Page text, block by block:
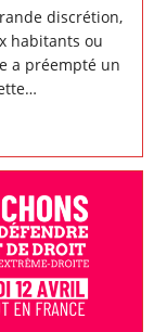
discrétion,
habitants ou
a préempté un